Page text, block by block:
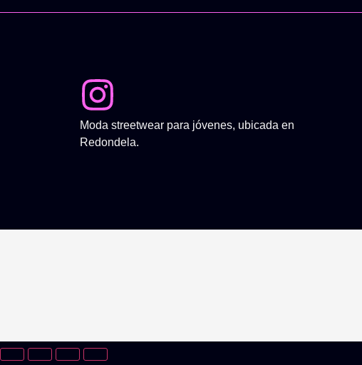
Moda streetwear para jóvenes, ubicada en
Redondela.